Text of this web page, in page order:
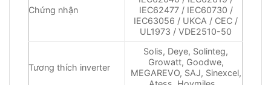
Chứng nhận
IEC62477 / IEC60730 /
IEC63056 / UKCA / CEC /
UL1973 / VDE2510-50
Tương thích inverter
Solis, Deye, Solinteg,
Growatt, Goodwe,
MEGAREVO, SAJ, Sinexcel,